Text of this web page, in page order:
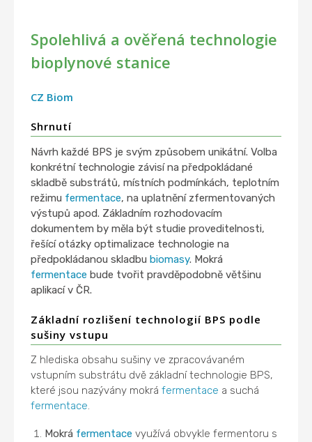
Spolehlivá a ověřená technologie
bioplynové stanice
CZ Biom
Shrnutí
Návrh každé BPS je svým způsobem unikátní. Volba
konkrétní technologie závisí na předpokládané
skladbě substrátů, místních podmínkách, teplotním
režimu fermentace, na uplatnění zfermentovaných
výstupů apod. Základním rozhodovacím
dokumentem by měla být studie proveditelnosti,
řešící otázky optimalizace technologie na
předpokládanou skladbubiomasy. Mokrá
fermentace bude tvořit pravděpodobně většinu
aplikací v ČR.
Základní rozlišení technologií BPS podle
sušiny vstupu
Z hlediska obsahu sušiny ve zpracovávaném
vstupním substrátu dvě základní technologie BPS,
které jsou nazývány mokráfermentace a suchá
fermentace.
Mokrá fermentace využívá obvykle fermentoru s